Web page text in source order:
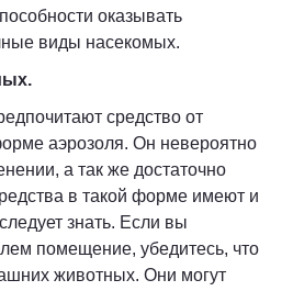
оказывать
виды насекомых.
средство от
аэрозоля. Он невероятно
а так же достаточно
в такой форме имеют и
знать. Если вы
помещение, убедитесь, что
животных. Они могут